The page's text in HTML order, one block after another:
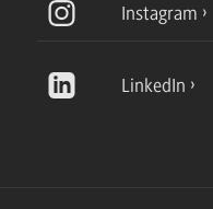
Instagram
LinkedIn